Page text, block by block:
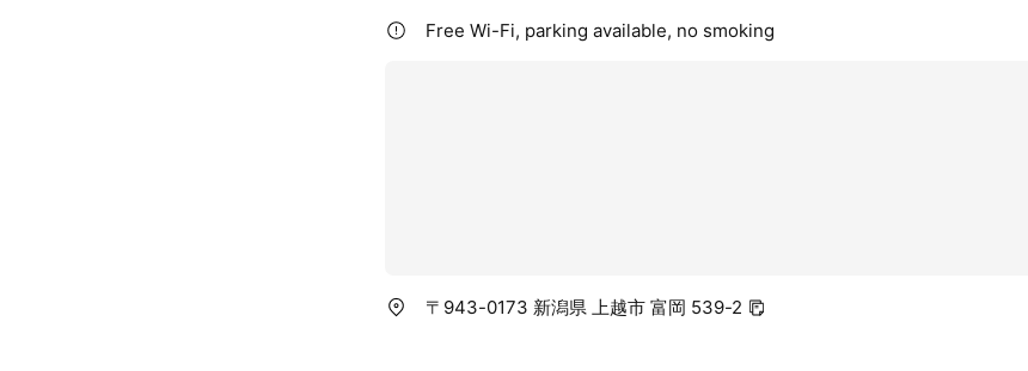
Free Wi-Fi, parking available, no smoking
〒943-0173 新潟県 上越市 富岡 539-2